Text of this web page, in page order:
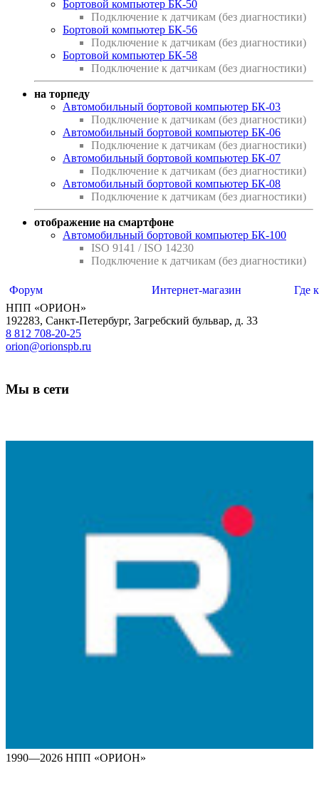
Бортовой компьютер БК-50
Подключение к датчикам (без диагностики)
Бортовой компьютер БК-56
Подключение к датчикам (без диагностики)
Бортовой компьютер БК-58
Подключение к датчикам (без диагностики)
на торпеду
Автомобильный бортовой компьютер БК-03
Подключение к датчикам (без диагностики)
Автомобильный бортовой компьютер БК-06
Подключение к датчикам (без диагностики)
Автомобильный бортовой компьютер БК-07
Подключение к датчикам (без диагностики)
Автомобильный бортовой компьютер БК-08
Подключение к датчикам (без диагностики)
отображение на смартфоне
Автомобильный бортовой компьютер БК-100
ISO 9141 / ISO 14230
Подключение к датчикам (без диагностики)
Форум Интернет-магазин
Где
НПП «ОРИОН»
192283, Санкт-Петербург, Загребский бульвар, д. 33
8 812 708-20-25
orion@orionspb.ru
Мы в сети
1990—2026 НПП «ОРИОН»